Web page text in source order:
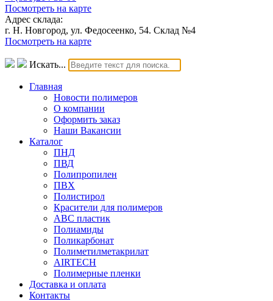
Посмотреть на карте
Адрес склада:
г. Н. Новгород, ул. Федосеенко, 54. Склад №4
Посмотреть на карте
Искать...
Главная
Новости полимеров
О компании
Оформить заказ
Наши Вакансии
Каталог
ПНД
ПВД
Полипропилен
ПВХ
Полистирол
Красители для полимеров
АВС пластик
Полиамиды
Поликарбонат
Полиметилметакрилат
AIRTECH
Полимерные пленки
Доставка и оплата
Контакты